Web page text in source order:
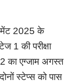
2025 के
1 की परीक्षा
का एग्जाम अगस्त
स्टेप्स को पास